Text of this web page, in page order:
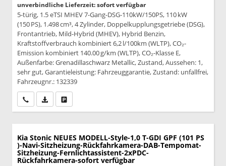
unverbindliche Lieferzeit: sofort verfügbar
5-türig, 1.5 eTSI MHEV 7-Gang-DSG-110kW/150PS, 110 kW
(150 PS), 1.498 cm³, 4 Zylinder, Doppelkupplungsgetriebe (DSG),
Frontantrieb, Mild-Hybrid (MHEV), Hybrid Benzin,
Kraftstoffverbrauch kombiniert 6,2 l/100km (WLTP), CO₂-
Emission kombiniert 140.00 g/km (WLTP), CO₂-Klasse E,
Außenfarbe: Grenadillaschwarz Metallic, Zustand, Aussehen: 1,
sehr gut, Garantieleistung: Fahrzeuggarantie, Zustand: unfallfrei,
Fahrzeugnr.: 132339
Wir rufen Sie anPDF-Datei, Fahrzeugexposé drucken
Kia Stonic NEUES MODELL-Style-1,0 T-GDI GPF (101 PS
)-Navi-Sitzheizung-Rückfahrkamera-DAB-Tempomat-
Sitzheizung-Fernlichtassistent-2xPDC-
Rückfahrkamera-sofort verfügbar